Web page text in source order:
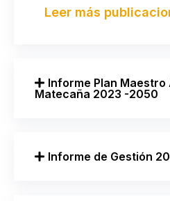
Leer más
Informe Plan
Matecaña 2023 -2050
Informe de Gestión